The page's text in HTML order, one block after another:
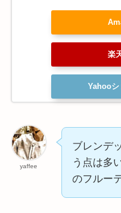
楽
Yahooシ
yaffee
ブレンデ
う点は多
のフルー